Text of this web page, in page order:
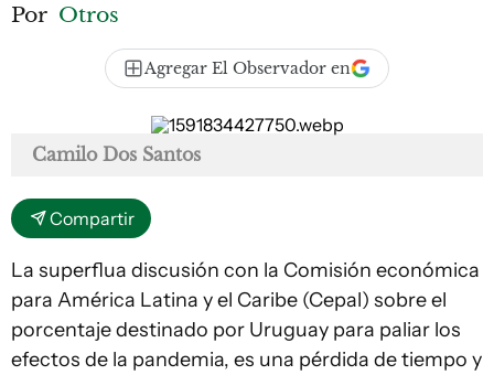
Por Otros
Agregar El Observador en
Camilo Dos Santos
Compartir
La superflua discusión con la Comisión económica
para América Latina y el Caribe (Cepal) sobre el
porcentaje destinado por Uruguay para paliar los
efectos de la pandemia, es una pérdida de tiempo y